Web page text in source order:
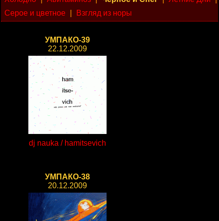
Серое и цветное
Взгляд из норы
УМПАКО-39
22.12.2009
dj nauka / hamitsevich
УМПАКО-38
20.12.2009